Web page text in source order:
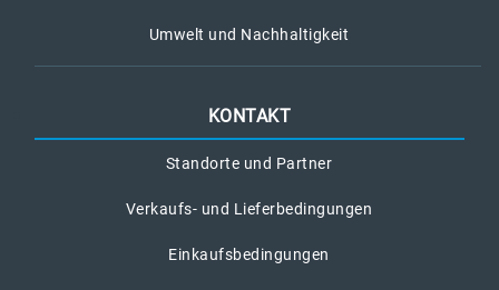
Umwelt und Nachhaltigkeit
KONTAKT
Standorte und Partner
Verkaufs- und Lieferbedingungen
Einkaufsbedingungen